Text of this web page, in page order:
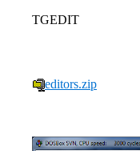
TGEDIT
editors.zip